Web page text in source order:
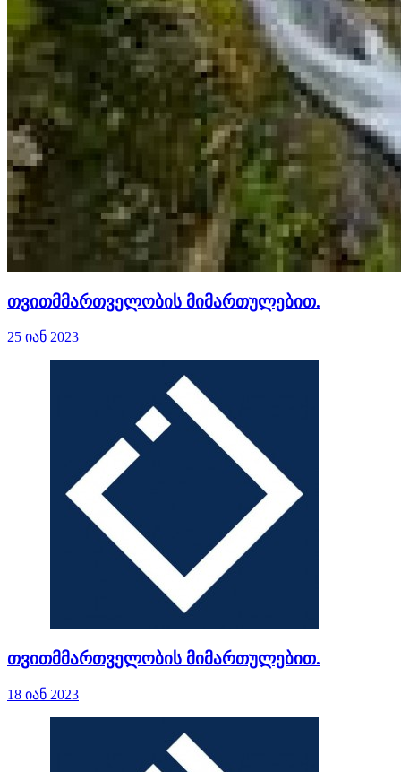
თვითმმართველობის მიმართულებით.
25 იან 2023
თვითმმართველობის მიმართულებით.
18 იან 2023